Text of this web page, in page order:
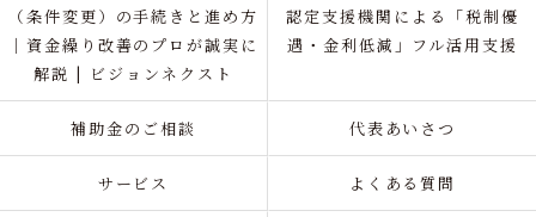
（条件変更）の手続きと進め方
｜資金繰り改善のプロが誠実に
解説 | ビジョンネクスト
認定支援機関による「税制優
遇・金利低減」フル活用支援
補助金のご相談 代表あいさつ
サービス よくある質問